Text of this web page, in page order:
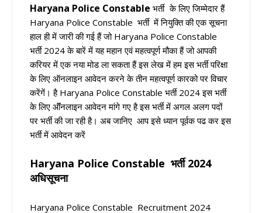
Haryana Police Constable भर्ती के लिए जिम्मेदार हैं
Haryana Police Constable भर्ती में नियुक्ति की एक सूचना
हाल ही में जारी की गई हैं जो Haryana Police Constable
भर्ती 2024 के बारें में यह महान एवं महत्वपूर्ण मौका हैं जो आपकी
करियर में एक नया मोड ला सकता हैं इस लेख में हम इस भर्ती परिक्षा
के लिए ऑनलाइन आवेदन करने के तीन महत्वपूर्ण कारको पर विचार
करेंगें। है Haryana Police Constable भर्ती 2024 इस भर्ती
के लिए ऑॅनलाइन आवेदन मांगे गए है इस भर्ती में अगल अलग पदों
पर भर्ती की जा रही है। अब जानिए आप इसे ध्यान पूर्वक पढ कर इस
भर्ती में आवेदन करें
Haryana Police Constable भर्ती 2024
अधिसूचना
Haryana Police Constable Recruitment 2024